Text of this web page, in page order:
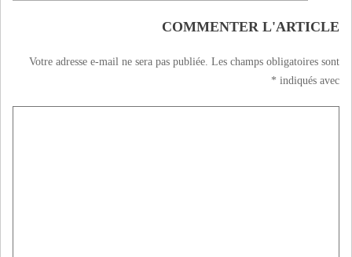
COMMENTER L'ARTICLE
Votre adresse e-mail ne sera pas publiée. Les champs obligatoires sont
indiqués avec
*